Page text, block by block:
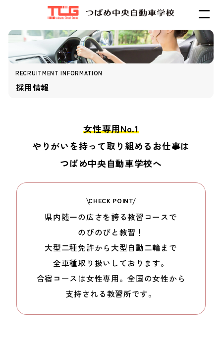
RECRUITMENT INFORMATION
採用情報
女性専用No.1
やりがいを持って取り組めるお仕事は
つばめ中央自動車学校へ
CHECK POINT
県内随一の広さを誇る教習コースで
のびのびと教習！
大型二種免許から 大型自動二輪まで
全車種取り扱いしております。
合宿コースは女性専用。全国の女性から
支持される教習所です。